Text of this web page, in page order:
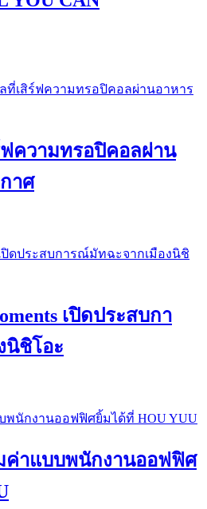
ฟความทรอปิคอลผ่าน
าศ
เปิดประสบกา
นิชิโอะ
ค่าแบบพนักงานออฟฟิศ